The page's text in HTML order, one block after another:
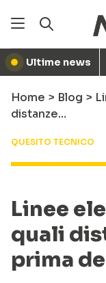
● Ultime news
Home > Blog >
distanze…
QUESITO TECNICO
Linee
quali
prima